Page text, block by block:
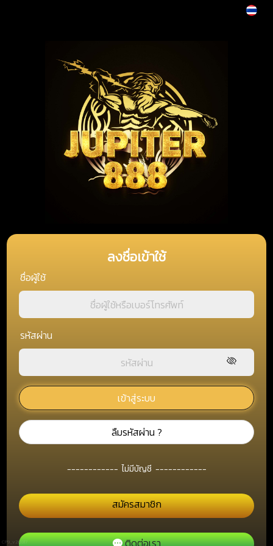
ลงชื่อเข้าใช้
ชื่อผู้ใช้
รหัสผ่าน
เข้าสู่ระบบ
ลืมรหัสผ่าน ?
------------ไม่มีบัญชี ------------
สมัครสมาชิก
ติดต่อเรา
CP9_v2.0317